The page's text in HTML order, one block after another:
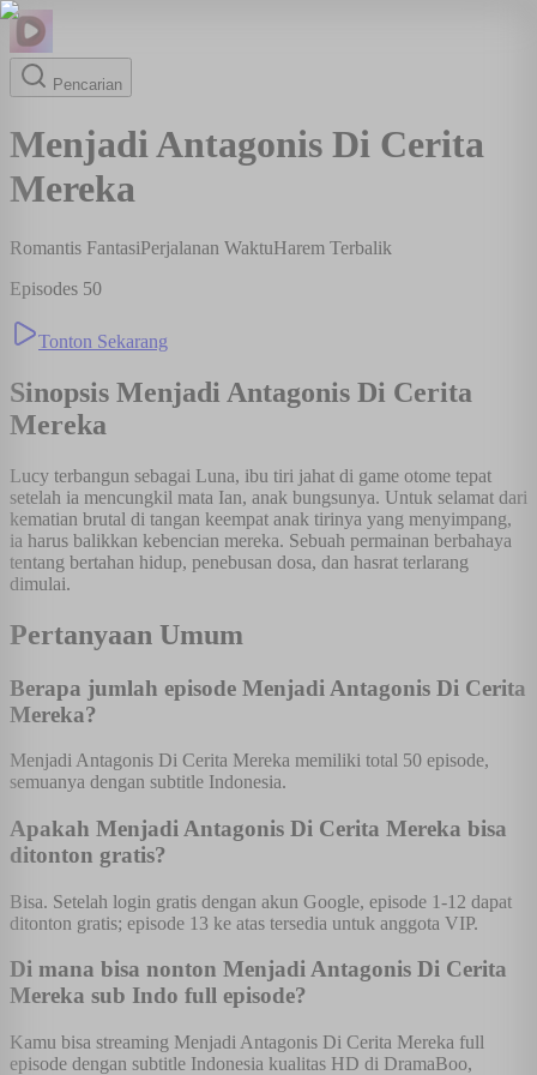
Pencarian
Menjadi Antagonis Di Cerita
Mereka
Romantis FantasiPerjalanan WaktuHarem Terbalik
Episodes 50
Tonton Sekarang
Sinopsis Menjadi Antagonis Di Cerita
Mereka
Lucy terbangun sebagai Luna, ibu tiri jahat di game otome tepat
setelah ia mencungkil mata Ian, anak bungsunya. Untuk selamat dari
kematian brutal di tangan keempat anak tirinya yang menyimpang,
ia harus balikkan kebencian mereka. Sebuah permainan berbahaya
tentang bertahan hidup, penebusan dosa, dan hasrat terlarang
dimulai.
Pertanyaan Umum
Berapa jumlah episode Menjadi Antagonis Di Cerita
Mereka?
Menjadi Antagonis Di Cerita Mereka memiliki total 50 episode,
semuanya dengan subtitle Indonesia.
Apakah Menjadi Antagonis Di Cerita Mereka bisa
ditonton gratis?
Bisa. Setelah login gratis dengan akun Google, episode 1-12 dapat
ditonton gratis; episode 13 ke atas tersedia untuk anggota VIP.
Di mana bisa nonton Menjadi Antagonis Di Cerita
Mereka sub Indo full episode?
Kamu bisa streaming Menjadi Antagonis Di Cerita Mereka full
episode dengan subtitle Indonesia kualitas HD di DramaBoo,